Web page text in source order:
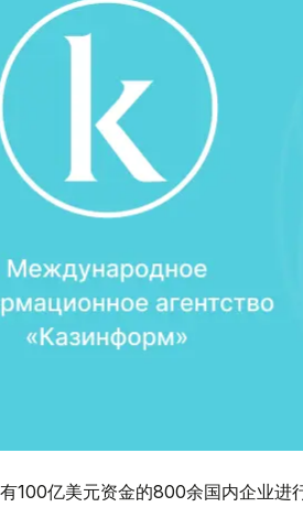
100亿美元资金的800余国内企业进